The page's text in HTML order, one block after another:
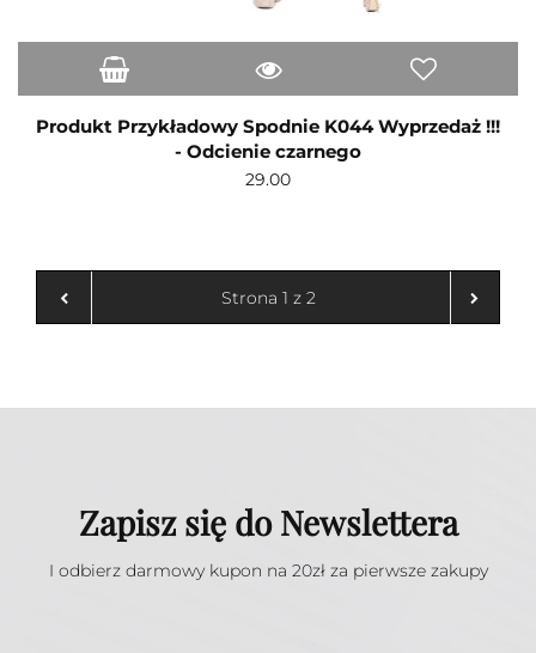
Produkt Przykładowy Spodnie K044 Wyprzedaż !!!
- Odcienie czarnego
29.00
Zapisz się do Newslettera
I odbierz darmowy kupon na 20zł za pierwsze zakupy